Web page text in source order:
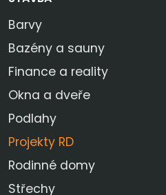
Barvy
Bazény a sauny
Finance a reality
Okna a dveře
Podlahy
Projekty RD
Rodinné domy
Střechy